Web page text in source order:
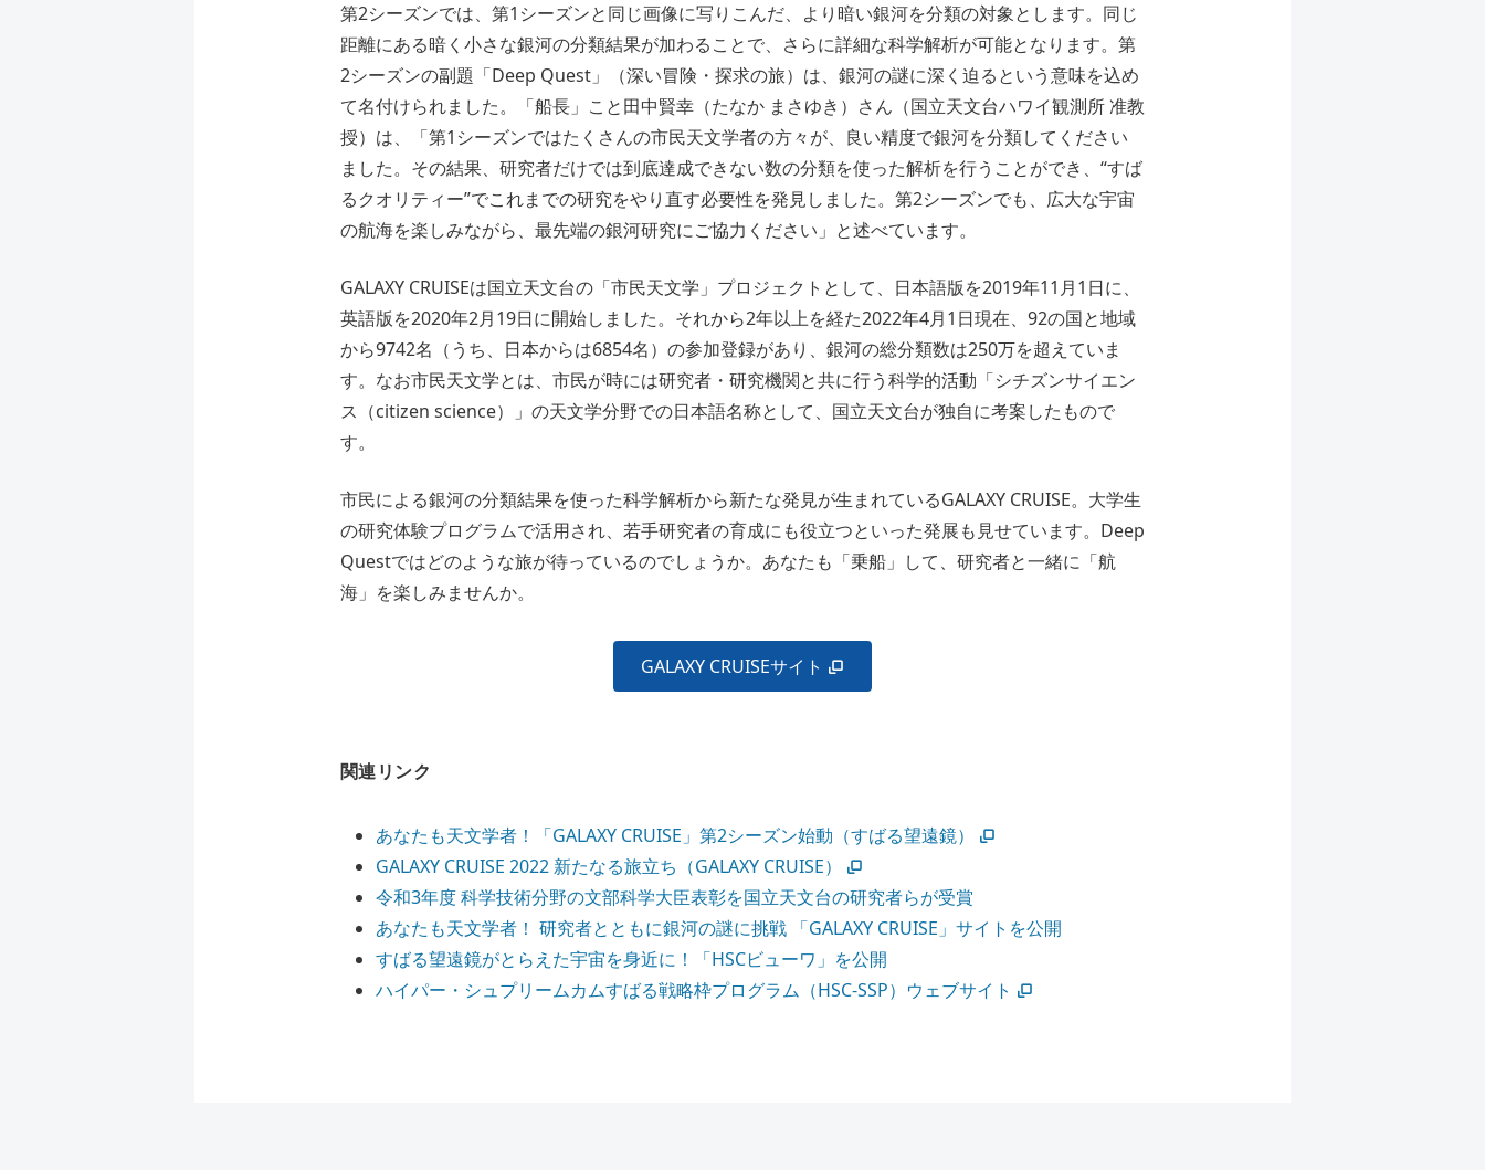
第2シーズンでは、第1シーズンと同じ画像に写りこんだ、より暗い銀河を分類の対象とします。同じ
距離にある暗く小さな銀河の分類結果が加わることで、さらに詳細な科学解析が可能となります。第
2シーズンの副題「Deep Quest」（深い冒険・探求の旅）は、銀河の謎に深く迫るという意味を込め
て名付けられました。「船長」こと田中賢幸（たなか まさゆき）さん（国立天文台ハワイ観測所 准教
授）は、「第1シーズンではたくさんの市民天文学者の方々が、良い精度で銀河を分類してください
ました。その結果、研究者だけでは到底達成できない数の分類を使った解析を行うことができ、“すば
るクオリティー”でこれまでの研究をやり直す必要性を発見しました。第2シーズンでも、広大な宇宙
の航海を楽しみながら、最先端の銀河研究にご協力ください」と述べています。
GALAXY CRUISEは国立天文台の「市民天文学」プロジェクトとして、日本語版を2019年11月1日に、
英語版を2020年2月19日に開始しました。それから2年以上を経た2022年4月1日現在、92の国と地域
から9742名（うち、日本からは6854名）の参加登録があり、銀河の総分類数は250万を超えていま
す。なお市民天文学とは、市民が時には研究者・研究機関と共に行う科学的活動「シチズンサイエン
ス（citizen science）」の天文学分野での日本語名称として、国立天文台が独自に考案したもので
す。
市民による銀河の分類結果を使った科学解析から新たな発見が生まれているGALAXY CRUISE。大学生
の研究体験プログラムで活用され、若手研究者の育成にも役立つといった発展も見せています。Deep
Questではどのような旅が待っているのでしょうか。あなたも「乗船」して、研究者と一緒に「航
海」を楽しみませんか。
GALAXY CRUISEサイト
関連リンク
あなたも天文学者！「GALAXY CRUISE」第2シーズン始動（すばる望遠鏡）
GALAXY CRUISE 2022 新たなる旅立ち（GALAXY CRUISE）
令和3年度 科学技術分野の文部科学大臣表彰を国立天文台の研究者らが受賞
あなたも天文学者！ 研究者とともに銀河の謎に挑戦 「GALAXY CRUISE」サイトを公開
すばる望遠鏡がとらえた宇宙を身近に！「HSCビューワ」を公開
ハイパー・シュプリームカムすばる戦略枠プログラム（HSC-SSP）ウェブサイト